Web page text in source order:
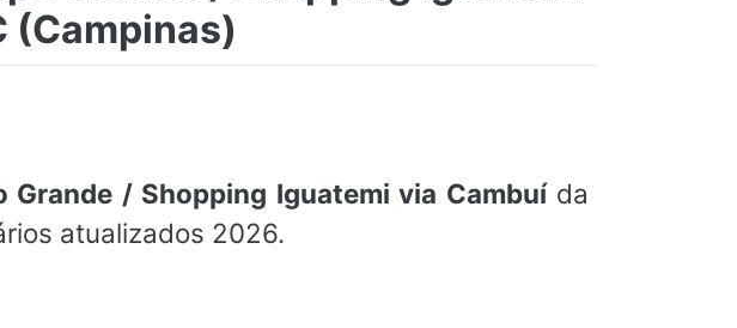
(Campinas)
Grande / Shopping Iguatemi via Cambuída
atualizados 2026.